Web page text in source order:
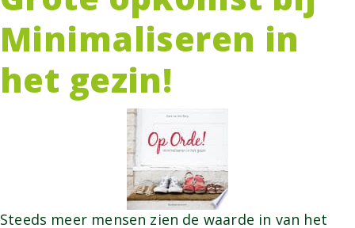
Minimaliseren in
het gezin!
Steeds meer mensen zien de waarde in van het